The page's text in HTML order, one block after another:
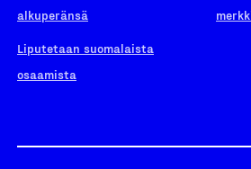
alkuperänsä
Liputetaan suomalaista
osaamista